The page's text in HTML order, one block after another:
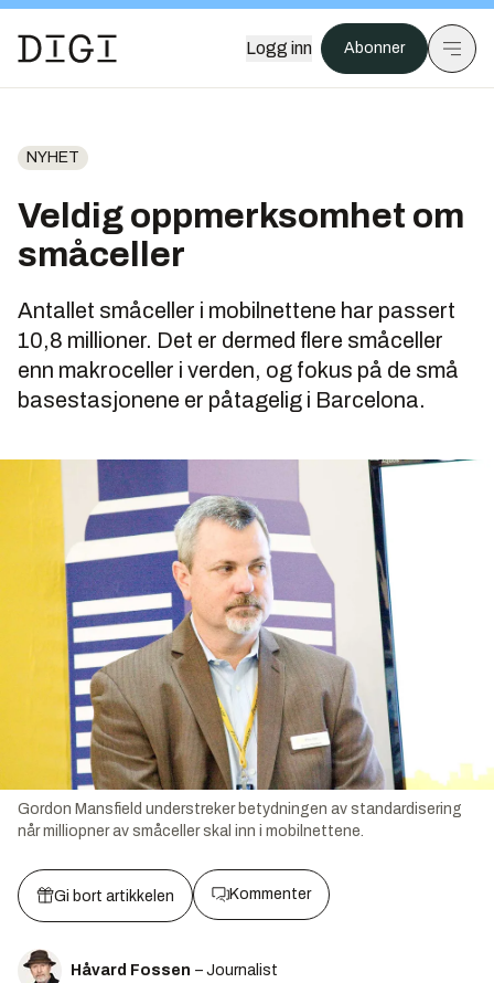
Logg inn Abonner
NYHET
Veldig oppmerksomhet om
småceller
Antallet småceller i mobilnettene har passert
10,8 millioner. Det er dermed flere småceller
enn makroceller i verden, og fokus på de små
basestasjonene er påtagelig i Barcelona.
Gordon Mansfield understreker betydningen av standardisering
når milliopner av småceller skal inn i mobilnettene.
Gi bort artikkelen Kommenter
Håvard Fossen – Journalist